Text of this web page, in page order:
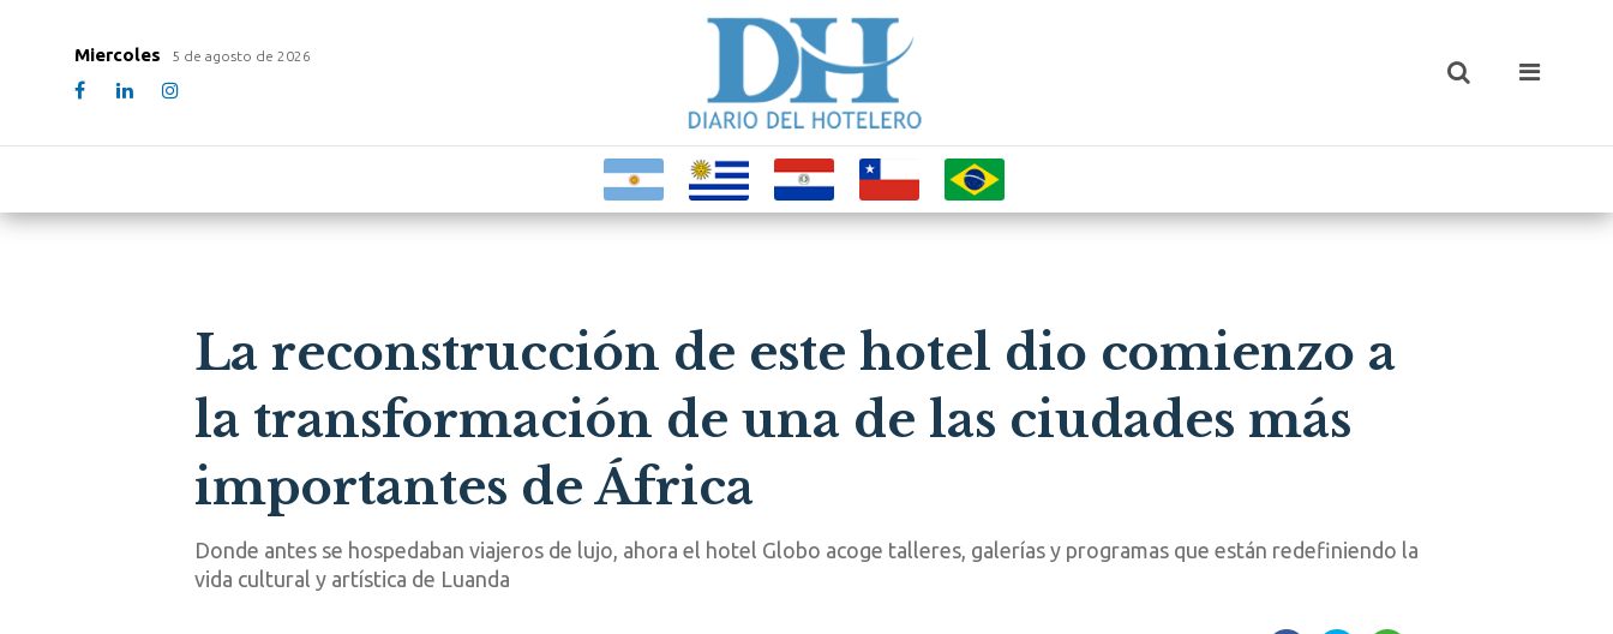
Miercoles 5 de agosto de 2026
La reconstrucción de este hotel dio comienzo a
la transformación de una de las ciudades más
importantes de África
Donde antes se hospedaban viajeros de lujo, ahora el hotel Globo acoge talleres, galerías y programas que están redefiniendo la
vida cultural y artística de Luanda